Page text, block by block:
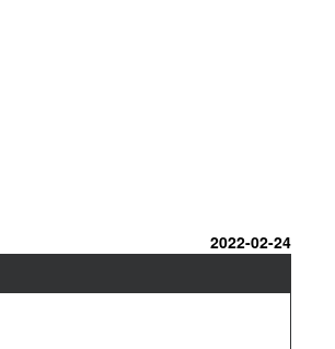
2022-02-24